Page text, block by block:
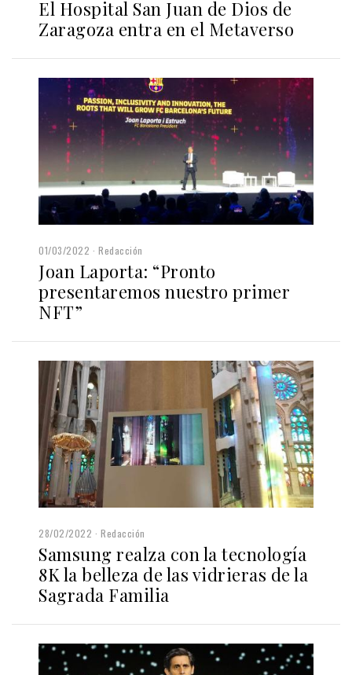
El Hospital San Juan de Dios de
Zaragoza entra en el Metaverso
01/03/2022 Redacción
Joan Laporta: “Pronto
presentaremos nuestro primer
NFT”
28/02/2022 Redacción
Samsung realza con la tecnología
8K la belleza de las vidrieras de la
Sagrada Familia